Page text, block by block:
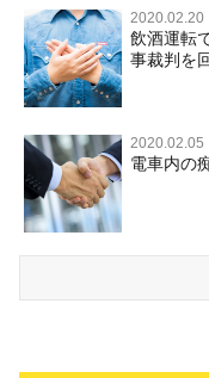
2020.02.20
飲酒運転
事裁判を
2020.02.05
電車内の